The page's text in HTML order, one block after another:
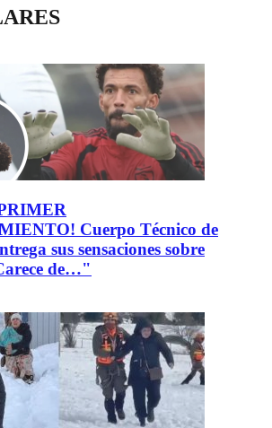
Cuerpo Técnico de
sus sensaciones sobre
de…"